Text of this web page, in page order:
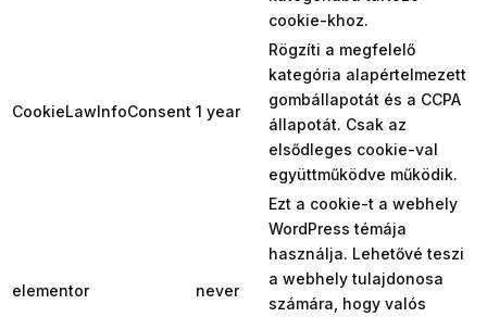
cookie-khoz.
CookieLawInfoConsent 1 year
Rögzíti a megfelelő
kategória alapértelmezett
gombállapotát és a CCPA
állapotát. Csak az
elsődleges cookie-val
együttműködve működik.
elementor never
Ezt a cookie-t a webhely
WordPress témája
használja. Lehetővé teszi
a webhely tulajdonosa
számára, hogy valós